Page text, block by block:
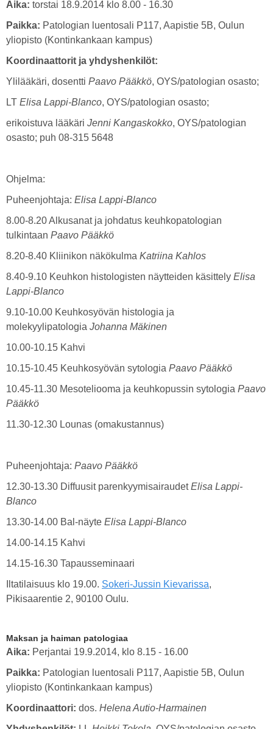
Aika: torstai 18.9.2014 klo 8.00 - 16.30
Paikka: Patologian luentosali P117, Aapistie 5B, Oulun
yliopisto (Kontinkankaan kampus)
Koordinaattorit ja yhdyshenkilöt:
Ylilääkäri, dosentti Paavo Pääkkö, OYS/patologian osasto;
LT Elisa Lappi-Blanco, OYS/patologian osasto;
erikoistuva lääkäri Jenni Kangaskokko, OYS/patologian
osasto; puh 08-315 5648
Ohjelma:
Puheenjohtaja: Elisa Lappi-Blanco
8.00-8.20 Alkusanat ja johdatus keuhkopatologian
tulkintaan Paavo Pääkkö
8.20-8.40 Kliinikon näkökulma Katriina Kahlos
8.40-9.10 Keuhkon histologisten näytteiden käsittely Elisa
Lappi-Blanco
9.10-10.00 Keuhkosyövän histologia ja
molekyylipatologia Johanna Mäkinen
10.00-10.15 Kahvi
10.15-10.45 Keuhkosyövän sytologia Paavo Pääkkö
10.45-11.30 Mesoteliooma ja keuhkopussin sytologia Paavo
Pääkkö
11.30-12.30 Lounas (omakustannus)
Puheenjohtaja: Paavo Pääkkö
12.30-13.30 Diffuusit parenkyymisairaudetElisa Lappi-
Blanco
13.30-14.00 Bal-näyte Elisa Lappi-Blanco
14.00-14.15 Kahvi
14.15-16.30 Tapausseminaari
Iltatilaisuus klo 19.00. Sokeri-Jussin Kievarissa,
Pikisaarentie 2, 90100 Oulu.
Maksan ja haiman patologiaa
Aika: Perjantai 19.9.2014, klo 8.15 - 16.00
Paikka: Patologian luentosali P117, Aapistie 5B, Oulun
yliopisto (Kontinkankaan kampus)
Koordinaattori: dos. Helena Autio-Harmainen